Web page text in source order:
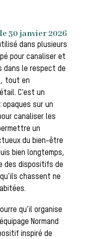
de
30 janvier 2026
dans plusieurs
pour canaliser et
dans le respect de
tout en
C’est un
sur un
canaliser les
un
du bien-être
bien longtemps,
des dispositifs de
chassent ne
qu’il organise
Normand
inspiré de